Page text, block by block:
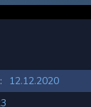
12.12.2020